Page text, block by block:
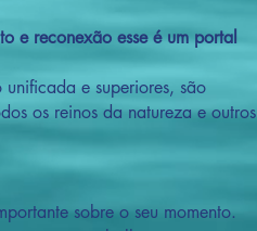
e reconexão esse é um portal
e superiores, são
os reinos da natureza e outros
sobre o seu momento.